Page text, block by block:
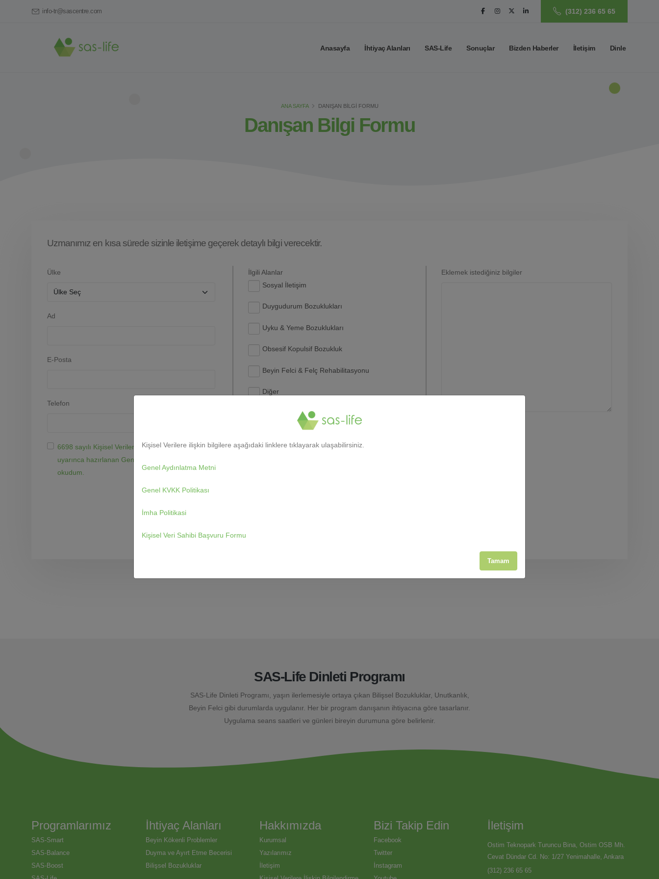
info-tr@sascentre.com (312) 236 65 65
Anasayfa İhtiyaç Alanları SAS-Life Sonuçlar Bizden Haberler İletişim Dinle
ANA SAYFA DANIŞAN BILGI FORMU
Danışan Bilgi Formu
Uzmanımız en kısa sürede sizinle iletişime geçerek detaylı bilgi verecektir.
Ülke
Ad
E-Posta
Telefon
6698 sayılı Kişisel Verilerin Korunması Kanunu
uyarınca hazırlanan Genel Aydınlatma Metni'ni
okudum.
İlgili Alanlar
Sosyal İletişim
Duygudurum Bozuklukları
Uyku & Yeme Bozuklukları
Obsesif Kopulsif Bozukluk
Beyin Felci & Felç Rehabilitasyonu
Diğer
Eklemek istediğiniz bilgiler
SAS-Life Dinleti Programı
SAS-Life Dinleti Programı, yaşın ilerlemesiyle ortaya çıkan Bilişsel Bozukluklar, Unutkanlık,
Beyin Felci gibi durumlarda uygulanır. Her bir program danışanın ihtiyacına göre tasarlanır.
Uygulama seans saatleri ve günleri bireyin durumuna göre belirlenir.
Programlarımız
SAS-Smart
SAS-Balance
SAS-Boost
İhtiyaç Alanları
Beyin Kökenli Problemler
Duyma ve Ayırt Etme Becerisi
Bilişsel Bozukluklar
Hakkımızda
Kurumsal
Yazılarımız
İletişim
Bizi Takip Edin
Facebook
Twitter
İnstagram
İletişim
Ostim Teknopark Turuncu Bina, Ostim OSB Mh.
Cevat Dündar Cd. No: 1/27 Yenimahalle, Ankara
(312) 236 65 65
Kişisel Verilere ilişkin bilgilere aşağıdaki linklere tıklayarak ulaşabilirsiniz.
Genel Aydınlatma Metni
Genel KVKK Politikası
İmha Politikasi
Kişisel Veri Sahibi Başvuru Formu
Tamam